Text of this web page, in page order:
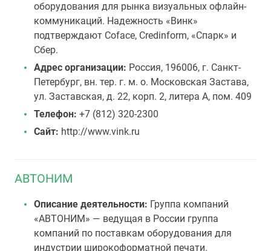
оборудования для рынка визуальных офлайн-
коммуникаций. Надежность «Винк»
подтверждают Coface, Credinform, «Cпарк» и
Сбер.
Адрес организации: Россия, 196006, г. Санкт-
Петербург, вн. тер. г. м. о. Московская Застава,
ул. Заставская, д. 22, корп. 2, литера А, пом. 409
Телефон: +7 (812) 320-2300
Сайт: http://www.vink.ru
АВТОНИМ
Описание деятельности: Группа компаний
«АВТОНИМ» — ведущая в России группа
компаний по поставкам оборудования для
индустрии широкоформатной печати.